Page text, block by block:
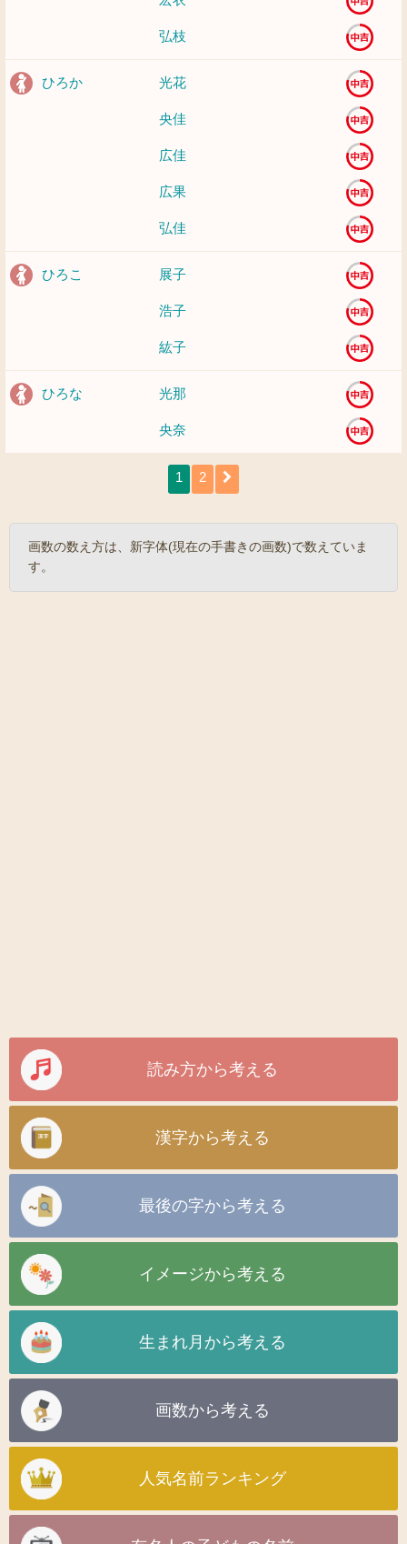
弘枝
ひろか 光花
央佳
広佳
広果
弘佳
ひろこ 展子
浩子
紘子
ひろな 光那
央奈
1 2
画数の数え方は、新字体(現在の手書きの画数)で数えていま
す。
読み方から考える
漢字から考える
最後の字から考える
イメージから考える
生まれ月から考える
画数から考える
人気名前ランキング